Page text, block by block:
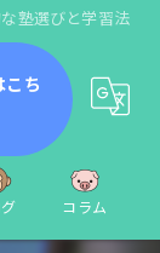
塾選びと学習法
こち
コラム